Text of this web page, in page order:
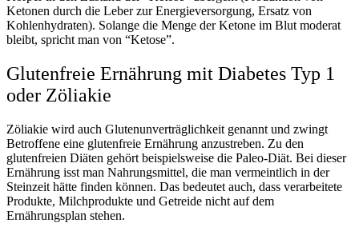
Ketonen durch die Leber zur Energieversorgung, Ersatz von
Kohlenhydraten). Solange die Menge der Ketone im Blut moderat
bleibt, spricht man von “Ketose”.
Glutenfreie Ernährung mit Diabetes Typ 1
oder Zöliakie
Zöliakie wird auch Glutenunverträglichkeit genannt und zwingt
Betroffene eine glutenfreie Ernährung anzustreben. Zu den
glutenfreien Diäten gehört beispielsweise die Paleo-Diät. Bei dieser
Ernährung isst man Nahrungsmittel, die man vermeintlich in der
Steinzeit hätte finden können. Das bedeutet auch, dass verarbeitete
Produkte, Milchprodukte und Getreide nicht auf dem
Ernährungsplan stehen.